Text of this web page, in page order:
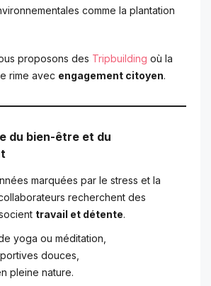
comme la plantation
proposons des Tripbuilding où la
rime avec engagement citoyen.
du bien-être et du
marquées par le stress et la
recherchent des
travail et détente.
yoga ou méditation,
douces,
pleine nature.